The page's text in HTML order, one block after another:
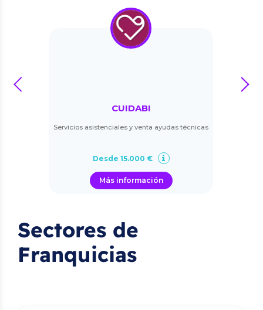
CUIDABI
Servicios asistenciales y venta ayudas técnicas
Desde 15.000 €
Más información
prev next
Sectores de
Franquicias